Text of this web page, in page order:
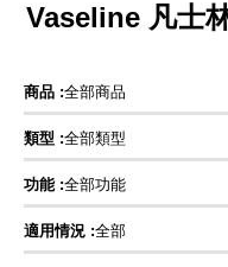
Vaseline 凡士
商品 :全部商品
類型 :全部類型
功能 :全部功能
適用情況 :全部